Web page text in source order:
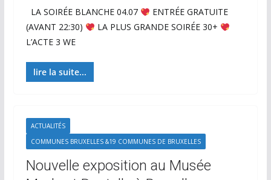
LA SOIRÉE BLANCHE 04.07
ENTRÉE GRATUITE
(AVANT 22:30)
LA PLUS GRANDE SOIRÉE 30+
L’ACTE 3 WE
lire la suite...
ACTUALITÉS
COMMUNES BRUXELLES &19 COMMUNES DE BRUXELLES
Nouvelle exposition au Musée